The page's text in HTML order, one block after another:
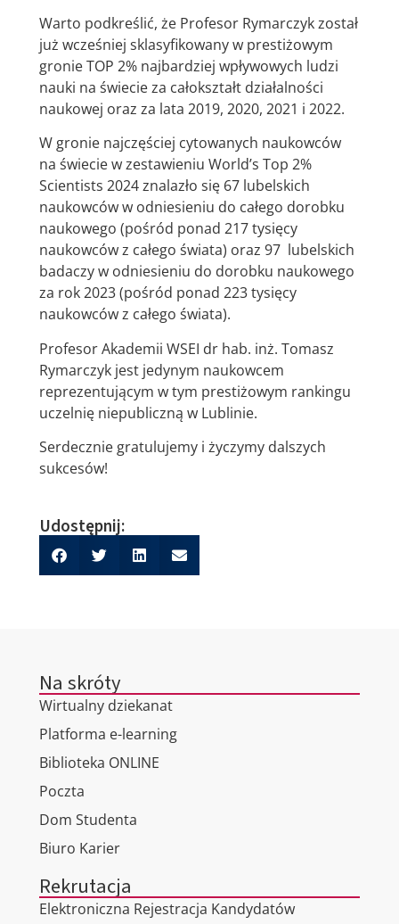
Warto podkreślić, że Profesor Rymarczyk został
już wcześniej sklasyfikowany w prestiżowym
gronie TOP 2% najbardziej wpływowych ludzi
nauki na świecie za całokształt działalności
naukowej oraz za lata 2019, 2020, 2021 i 2022.
W gronie najczęściej cytowanych naukowców
na świecie w zestawieniu World’s Top 2%
Scientists 2024 znalazło się 67 lubelskich
naukowców w odniesieniu do całego dorobku
naukowego (pośród ponad 217 tysięcy
naukowców z całego świata) oraz 97 lubelskich
badaczy w odniesieniu do dorobku naukowego
za rok 2023 (pośród ponad 223 tysięcy
naukowców z całego świata).
Profesor Akademii WSEI dr hab. inż. Tomasz
Rymarczyk jest jedynym naukowcem
reprezentującym w tym prestiżowym rankingu
uczelnię niepubliczną w Lublinie.
Serdecznie gratulujemy i życzymy dalszych
sukcesów!
Udostępnij:
Na skróty
Wirtualny dziekanat
Platforma e-learning
Biblioteka ONLINE
Poczta
Dom Studenta
Biuro Karier
Rekrutacja
Elektroniczna Rejestracja Kandydatów